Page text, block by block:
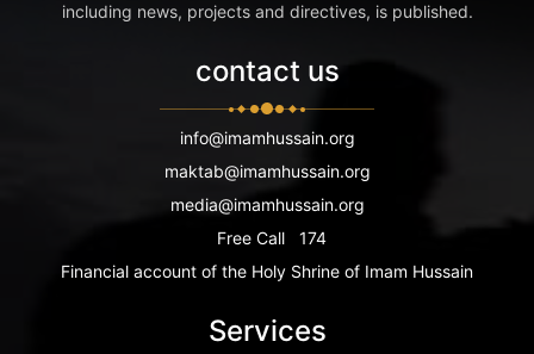
including news, projects and directives, is published.
contact us
info@imamhussain.org
maktab@imamhussain.org
media@imamhussain.org
Free Call
174
Financial account of the Holy Shrine of Imam Hussain
Services